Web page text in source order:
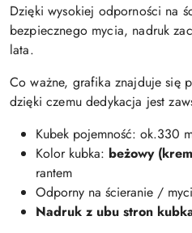
Dzięki wysokiej odporności na
bezpiecznego mycia, nadruk
lata.
Co ważne, grafika znajduje się
dzięki czemu dedykacja jest
Kubek pojemność: ok.330
Kolor kubka: beżowy
rantem
Odporny na ścieranie /
Nadruk z ubu stron